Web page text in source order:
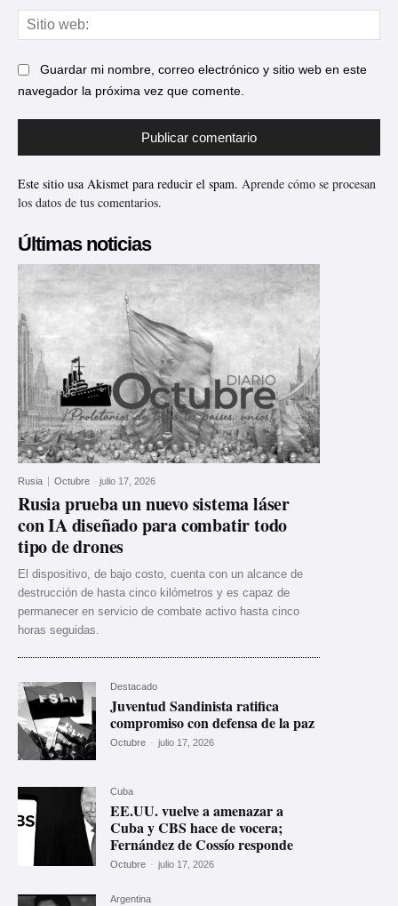
Guardar mi nombre, correo electrónico y sitio web en este
navegador la próxima vez que comente.
Este sitio usa Akismet para reducir el spam. Aprende cómo se procesan
los datos de tus comentarios.
Últimas noticias
Rusia Octubre - julio 17, 2026
Rusia prueba un nuevo sistema láser
con IA diseñado para combatir todo
tipo de drones
El dispositivo, de bajo costo, cuenta con un alcance de
destrucción de hasta cinco kilómetros y es capaz de
permanecer en servicio de combate activo hasta cinco
horas seguidas.
Destacado
Juventud Sandinista ratifica
compromiso con defensa de la paz
Octubre - julio 17, 2026
Cuba
EE.UU. vuelve a amenazar a
Cuba y CBS hace de vocera;
Fernández de Cossío responde
Octubre - julio 17, 2026
Argentina